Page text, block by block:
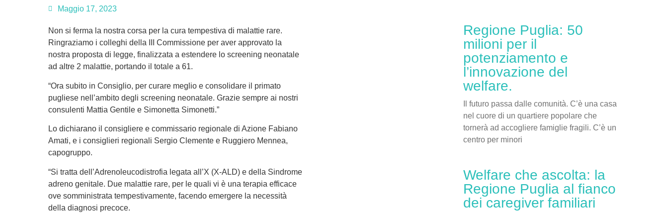
Maggio 17, 2023
Non si ferma la nostra corsa per la cura tempestiva di malattie rare.
Ringraziamo i colleghi della III Commissione per aver approvato la
nostra proposta di legge, finalizzata a estendere lo screening neonatale
ad altre 2 malattie, portando il totale a 61.
“Ora subito in Consiglio, per curare meglio e consolidare il primato
pugliese nell’ambito degli screening neonatale. Grazie sempre ai nostri
consulenti Mattia Gentile e Simonetta Simonetti.”
Lo dichiarano il consigliere e commissario regionale di Azione Fabiano
Amati, e i consiglieri regionali Sergio Clemente e Ruggiero Mennea,
capogruppo.
“Si tratta dell’Adrenoleucodistrofia legata all’X (X-ALD) e della Sindrome
adreno genitale. Due malattie rare, per le quali vi è una terapia efficace
ove somministrata tempestivamente, facendo emergere la necessità
della diagnosi precoce.
Regione Puglia: 50
milioni per il
potenziamento e
l’innovazione del
welfare.
Il futuro passa dalle comunità. C’è una casa
nel cuore di un quartiere popolare che
tornerà ad accogliere famiglie fragili. C’è un
centro per minori
Welfare che ascolta: la
Regione Puglia al fianco
dei caregiver familiari